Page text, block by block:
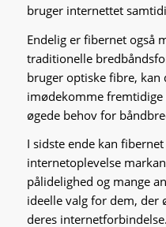
bruger internettet
Endelig er fibernet også
traditionelle
bruger optiske fibre,
imødekomme
øgede behov for
I sidste ende kan
internetoplevelse
pålidelighed og mange
ideelle valg for dem, der
deres internetforbindelse.